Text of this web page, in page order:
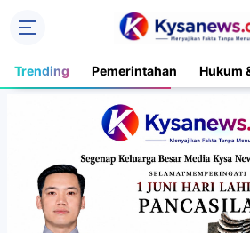
Trending Pemerintahan Hukum